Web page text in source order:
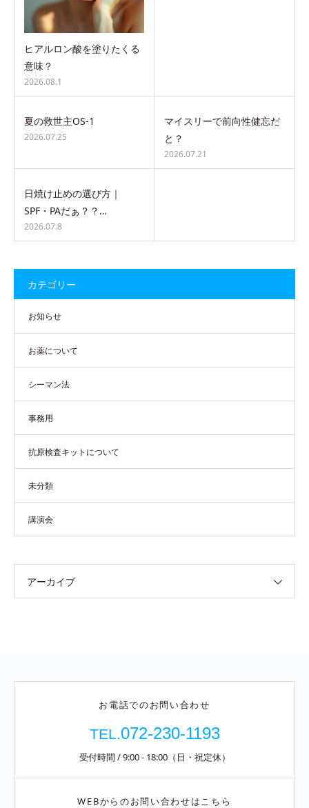
ヒアルロン酸を塗りたくる
意味？
2026.08.1
夏の救世主OS-1
2026.07.25
マイスリーで前向性健忘だ
と？
2026.07.21
日焼け止めの選び方｜
SPF・PAだぁ？？…
2026.07.8
カテゴリー
お知らせ
お薬について
シーマン法
事務用
抗原検査キットについて
未分類
講演会
アーカイブ
お電話でのお問い合わせ
TEL.072-230-1193
受付時間 / 9:00 - 18:00（日・祝定休）
WEBからのお問い合わせはこちら